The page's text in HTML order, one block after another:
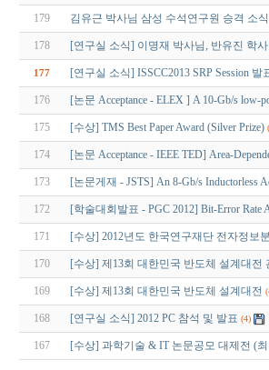
179 김유근 박사님 삼성 수석연구원 승격 소
178 [연구실 소식] 이명재 박사님, 반유진 학
177 [연구실 소식] ISSCC2013 SRP Session 발
176 [논문 Acceptance - ELEX ] A 10-Gb/s low-
175 [수상] TMS Best Paper Award (Silver Prize)
174 [논문 Acceptance - IEEE TED] Area-
173 [논문게재 - JSTS] An 8-Gb/s Inductorless
172 [학술대회발표 - PGC 2012] Bit-Error Rate
171 [수상] 2012년도 한국연구재단 전자정보
170 [수상] 제13회 대한민국 반도체 설계대전
169 [수상] 제13회 대한민국 반도체 설계대전
168 [연구실 소식] 2012 PC 참석 및 발표 (4)
167 [수상] 과학기술 & IT 논문공모 대제전 (